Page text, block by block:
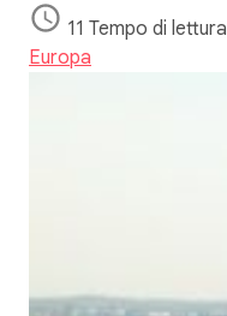
11 Tempo di lettura
Europa